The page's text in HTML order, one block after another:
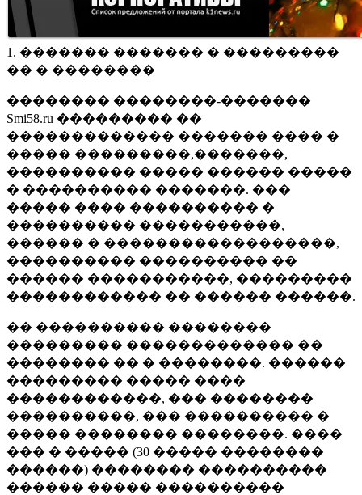
1. ������� ������� � ���������
�� � ��������
�������� ��������-�������
Smi58.ru ��������� ��
������������� ������� ���� �
����� ���������,�������,
���������� ����� ������ �����
� ���������� �������. ���
����� ���� ���������� �
���������� �����������,
������ � ������������������,
���������� ���������� ��
������ �����������, ���������
������������ �� ������ ������.
�� ���������� ��������
��������� ������������� ��
�������� �� � ��������. ������
��������� ����� ����
������������, ��� ��������
����������, ��� ���������� �
����� �������� ��������. ����
��� � ����� (30 ����� ��������
������) �������� ����������
������ ����� ����������